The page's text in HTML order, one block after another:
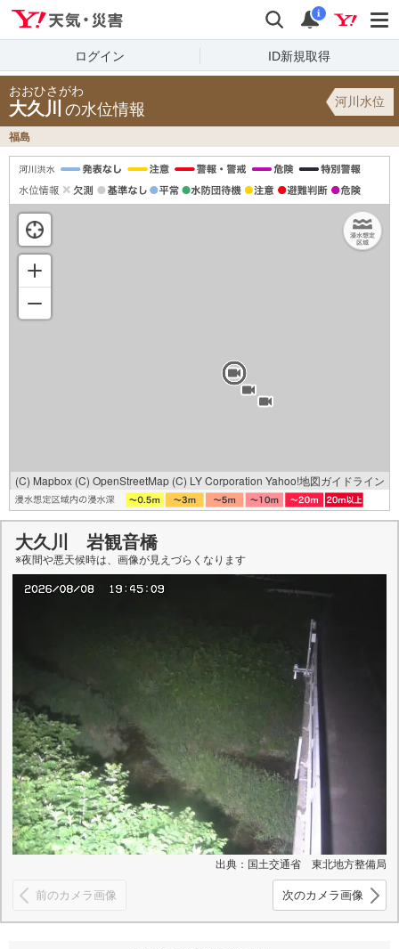
検索 通知
i
ログイン ID新規取得
おおひさがわ
大久川 の水位情報 河川水位
福島
(C) Mapbox (C) OpenStreetMap (C) LY Corporation Yahoo!地図ガイドライン
大久川 岩観音橋
※夜間や悪天候時は、 画像が見えづらくなります
出典：国土交通省 東北地方整備局
前のカメラ画像 次のカメラ画像